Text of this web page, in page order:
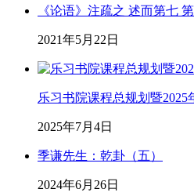
《论语》注疏之 述而第七
2021年5月22日
乐习书院课程总规划暨2025
2025年7月4日
季谦先生：乾卦（五）
2024年6月26日